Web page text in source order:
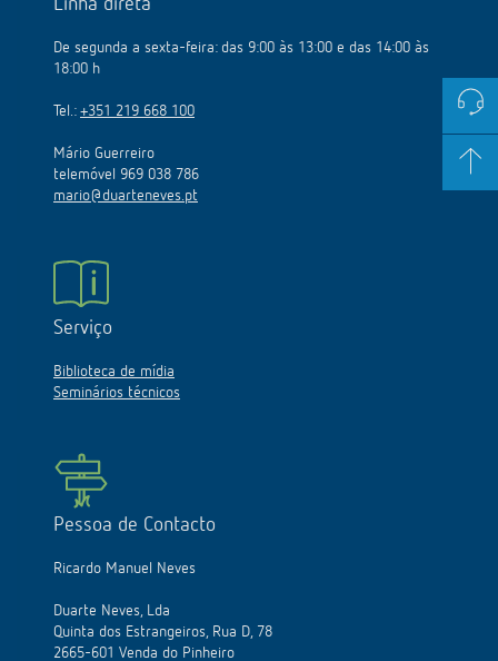
De segunda a sexta-feira: das 9:00 às 13:00 e das 14:00 às
18:00 h
Tel.: +351 219 668 100
Mário Guerreiro
telemóvel 969 038 786
mario@duarteneves.pt
Serviço
Biblioteca de mídia
Seminários técnicos
Pessoa de Contacto
Ricardo Manuel Neves
Duarte Neves, Lda
Quinta dos Estrangeiros, Rua D, 78
2665-601 Venda do Pinheiro